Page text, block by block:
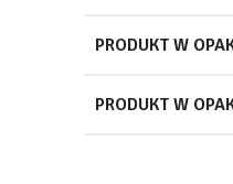
PRODUKT W
PRODUKT W